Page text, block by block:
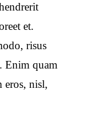
et.
risus
Enim quam
eros, nisl,